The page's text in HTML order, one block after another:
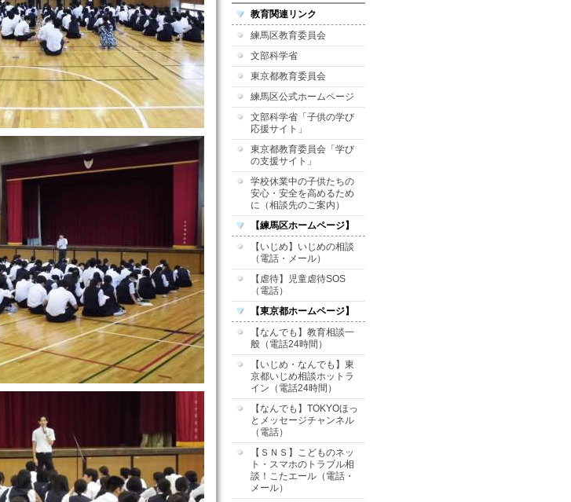
教育関連リンク
練馬区教育委員会
文部科学省
東京都教育委員会
練馬区公式ホームページ
文部科学省「子供の学び
応援サイト」
東京都教育委員会「学び
の支援サイト」
学校休業中の子供たちの
安心・安全を高めるため
に（相談先のご案内）
【練馬区ホームページ】
【いじめ】いじめの相談
（電話・メール）
【虐待】児童虐待SOS
（電話）
【東京都ホームページ】
【なんでも】教育相談一
般（電話24時間）
【いじめ・なんでも】東
京都いじめ相談ホットラ
イン（電話24時間）
【なんでも】TOKYOほっ
とメッセージチャンネル
（電話）
【ＳＮＳ】こどものネッ
ト・スマホのトラブル相
談！こたエール（電話・
メール）